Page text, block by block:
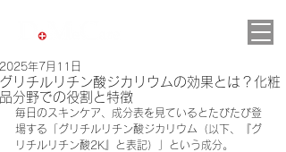
グリチルリチン酸ジカリウムの効果とは？化粧
品分野での役割と特徴
2025年7月11日
毎日のスキンケア、成分表を見ているとたびたび登
場する「グリチルリチン酸ジカリウム（以下、『グ
リチルリチン酸2K』と表記）」という成分。